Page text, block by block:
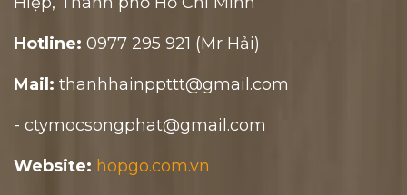
Hotline: 0977 295 921 (Mr Hải)
Mail: thanhhainppttt@gmail.com
- ctymocsongphat@gmail.com
Website: hopgo.com.vn